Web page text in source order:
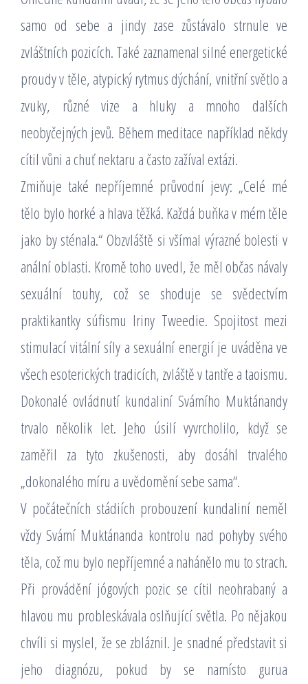
samo od sebe a jindy zase zůstávalo strnule ve
zvláštních pozicích. Také zaznamenal silné energetické
proudy v těle, atypický rytmus dýchání, vnitřní světlo a
zvuky, různé vize a hluky a mnoho dalších
neobyčejných jevů. Během meditace například někdy
cítil vůni a chuť nektaru a často zažíval extázi.
Zmiňuje také nepříjemné průvodní jevy: „Celé mé
tělo bylo horké a hlava těžká. Každá buňka v mém těle
jako by sténala.“ Obzvláště si všímal výrazné bolesti v
anální oblasti. Kromě toho uvedl, že měl občas návaly
sexuální touhy, což se shoduje se svědectvím
praktikantky súfismu Iriny Tweedie. Spojitost mezi
stimulací vitální síly a sexuální energií je uváděna ve
všech esoterických tradicích, zvláště v tantře a taoismu.
Dokonalé ovládnutí kundaliní Svámího Muktánandy
trvalo několik let. Jeho úsilí vyvrcholilo, když se
zaměřil za tyto zkušenosti, aby dosáhl trvalého
„dokonalého míru a uvědomění sebe sama“.
V počátečních stádiích probouzení kundaliní neměl
vždy Svámí Muktánanda kontrolu nad pohyby svého
těla, což mu bylo nepříjemné a nahánělo mu to strach.
Při provádění jógových pozic se cítil neohrabaný a
hlavou mu probleskávala oslňující světla. Po nějakou
chvíli si myslel, že se zbláznil. Je snadné představit si
jeho diagnózu, pokud by se namísto gurua